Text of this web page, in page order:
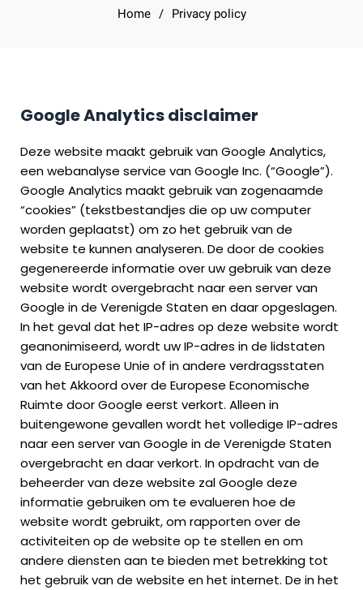
Home / Privacy policy
Google Analyticsdisclaimer
Deze website maakt gebruik van Google Analytics,
een webanalyse service van Google Inc. (“Google”).
Google Analytics maakt gebruik van zogenaamde
“cookies” (tekstbestandjes die op uw computer
worden geplaatst) om zo het gebruik van de
website te kunnen analyseren. De door de cookies
gegenereerde informatie over uw gebruik van deze
website wordt overgebracht naar een server van
Google in de Verenigde Staten en daar opgeslagen.
In het geval dat het IP-adres op deze website wordt
geanonimiseerd, wordt uw IP-adres in de lidstaten
van de Europese Unie of in andere verdragsstaten
van het Akkoord over de Europese Economische
Ruimte door Google eerst verkort. Alleen in
buitengewone gevallen wordt het volledige IP-adres
naar een server van Google in de Verenigde Staten
overgebracht en daar verkort. In opdracht van de
beheerder van deze website zal Google deze
informatie gebruiken om te evalueren hoe de
website wordt gebruikt, om rapporten over de
activiteiten op de website op te stellen en om
andere diensten aan te bieden met betrekking tot
het gebruik van de website en het internet. De in het